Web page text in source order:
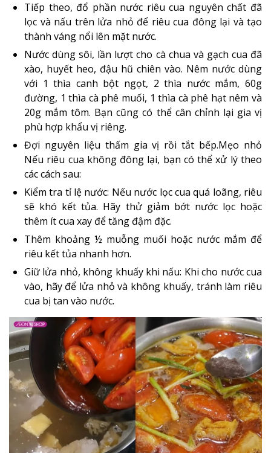
Tiếp theo, đổ phần nước riêu cua nguyên chất đã
lọc và nấu trên lửa nhỏ để riêu cua đông lại và tạo
thành váng nổi lên mặt nước.
Nước dùng sôi, lần lượt cho cà chua và gạch cua đã
xào, huyết heo, đậu hũ chiên vào. Nêm nước dùng
với 1 thìa canh bột ngọt, 2 thìa nước mắm, 60g
đường, 1 thìa cà phê muối, 1 thìa cà phê hạt nêm và
20g mắm tôm. Bạn cũng có thể cân chỉnh lại gia vị
phù hợp khẩu vị riêng.
Đợi nguyên liệu thấm gia vị rồi tắt bếp.Mẹo nhỏ
Nếu riêu cua không đông lại, bạn có thể xử lý theo
các cách sau:
Kiểm tra tỉ lệ nước: Nếu nước lọc cua quá loãng, riêu
sẽ khó kết tủa. Hãy thử giảm bớt nước lọc hoặc
thêm ít cua xay để tăng đậm đặc.
Thêm khoảng ½ muỗng muối hoặc nước mắm để
riêu kết tủa nhanh hơn.
Giữ lửa nhỏ, không khuấy khi nấu: Khi cho nước cua
vào, hãy để lửa nhỏ và không khuấy, tránh làm riêu
cua bị tan vào nước.